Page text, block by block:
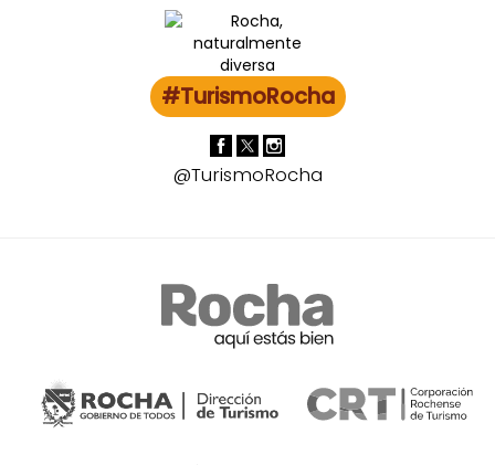
#TurismoRocha
@TurismoRocha